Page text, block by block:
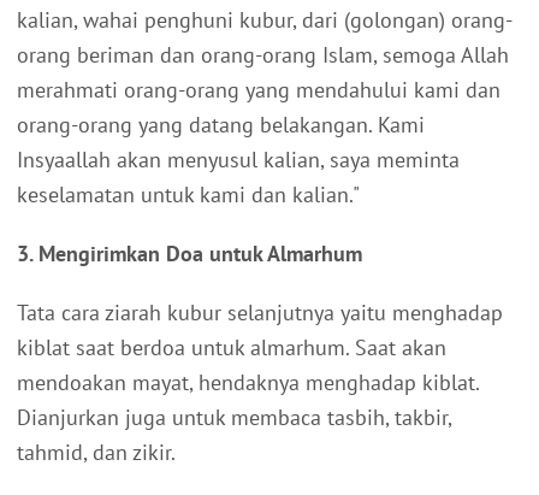
kalian, wahai penghuni kubur, dari (golongan) orang-
orang beriman dan orang-orang Islam, semoga Allah
merahmati orang-orang yang mendahului kami dan
orang-orang yang datang belakangan. Kami
Insyaallah akan menyusul kalian, saya meminta
keselamatan untuk kami dan kalian."
3. Mengirimkan Doa untuk Almarhum
Tata cara ziarah kubur selanjutnya yaitu menghadap
kiblat saat berdoa untuk almarhum. Saat akan
mendoakan mayat, hendaknya menghadap kiblat.
Dianjurkan juga untuk membaca tasbih, takbir,
tahmid, dan zikir.